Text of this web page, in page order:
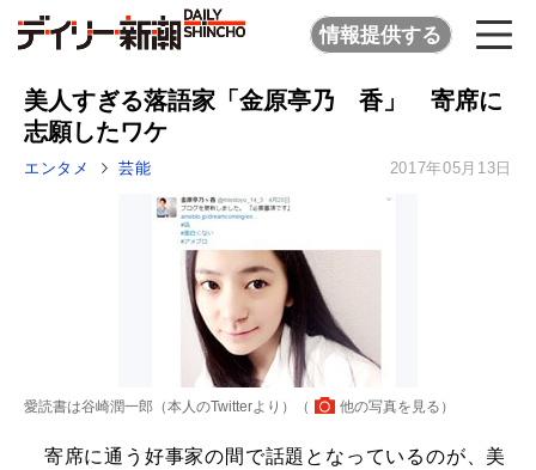
情報提供する
美人すぎる落語家「金原亭乃ゝ香」 寄席に
志願したワケ
エンタメ 芸能 2017年05月13日
愛読書は谷崎潤一郎（本人のTwitterより）（ 他の写真を見る ）
寄席に通う好事家の間で話題となっているのが、美